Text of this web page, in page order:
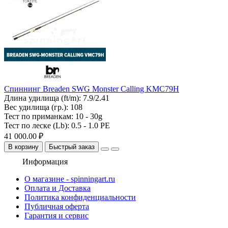
Спиннинг Breaden SWG Monster Calling KMC79H
Длина удилища (ft/m): 7.9/2.41
Вес удилища (гр.): 108
Тест по приманкам: 10 - 30g
Тест по леске (Lb): 0.5 - 1.0 PE
41 000.00 ₽
В корзину Быстрый заказ
Информация
О магазине - spinningart.ru
Оплата и Доставка
Политика конфиденциальности
Публичная оферта
Гарантия и сервис